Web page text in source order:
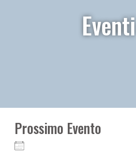
Eventi
Prossimo Evento